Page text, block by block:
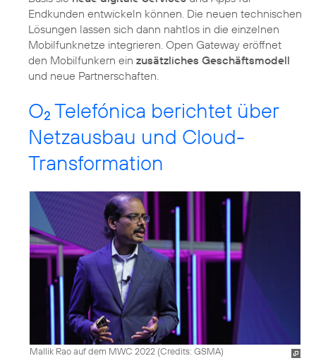
Endkunden entwickeln können. Die neuen technischen
Lösungen lassen sich dann nahtlos in die einzelnen
Mobilfunknetze integrieren. Open Gateway eröffnet
den Mobilfunkern ein zusätzliches Geschäftsmodell
und neue Partnerschaften.
O2 Telefónica berichtet über
Netzausbau und Cloud-
Transformation
Mallik Rao auf dem MWC 2022 (Credits: GSMA)